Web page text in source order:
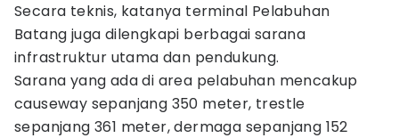
Secara teknis, katanya terminal Pelabuhan
Batang juga dilengkapi berbagai sarana
infrastruktur utama dan pendukung.
Sarana yang ada di area pelabuhan mencakup
causeway sepanjang 350 meter, trestle
sepanjang 361 meter, dermaga sepanjang 152